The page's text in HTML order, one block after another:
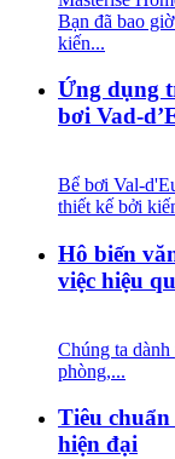
Bạn đã bao
kiến...
Ứng dụng
bơi Vad-
Bể bơi Val-
thiết kế bởi
Hô biến
việc hiệu
Chúng ta
phòng,...
Tiêu chuẩn
hiện đại